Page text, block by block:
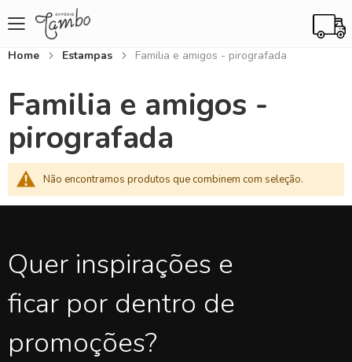
Home Estampas Familia e amigos - pirografada
Familia e amigos -
pirografada
Não encontramos produtos que combinem com seleção.
Quer inspirações e
ficar por dentro de
promoções?